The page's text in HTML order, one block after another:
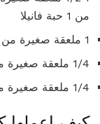
من 1 حبة فانيلا
1 ملعقة صغيرة من القرفة المطحونة
1/4 ملعقة صغيرة من صولجان الأرض أو جوزة الطيب
1/4 ملعقة صغيرة من الهال المطحون